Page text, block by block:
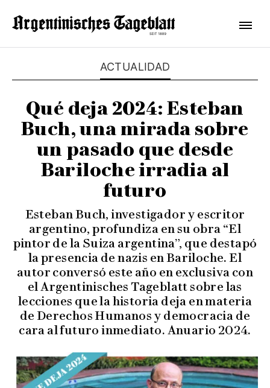
ACTUALIDAD
Qué deja 2024: Esteban
Buch, una mirada sobre
un pasado que desde
Bariloche irradia al
futuro
Esteban Buch, investigador y escritor
argentino, profundiza en su obra “El
pintor de la Suiza argentina”, que destapó
la presencia de nazis en Bariloche. El
autor conversó este año en exclusiva con
el Argentinisches Tageblatt sobre las
lecciones que la historia deja en materia
de Derechos Humanos y democracia de
cara al futuro inmediato. Anuario 2024.